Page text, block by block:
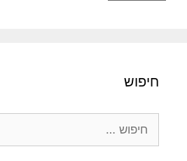
חיפוש